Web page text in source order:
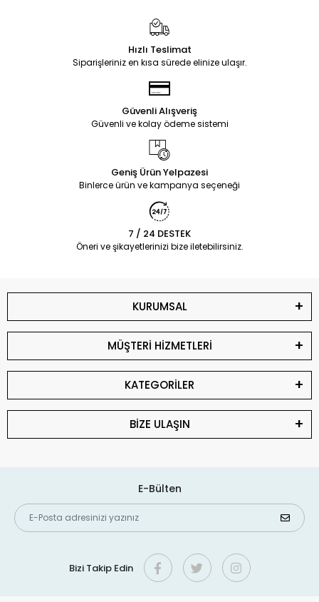
Hızlı Teslimat
Siparişleriniz en kısa sürede elinize ulaşır.
Güvenli Alışveriş
Güvenli ve kolay ödeme sistemi
Geniş Ürün Yelpazesi
Binlerce ürün ve kampanya seçeneği
7 / 24 DESTEK
Öneri ve şikayetlerinizi bize iletebilirsiniz.
KURUMSAL
MÜŞTERİ HİZMETLERİ
KATEGORİLER
BİZE ULAŞIN
E-Bülten
Bizi Takip Edin